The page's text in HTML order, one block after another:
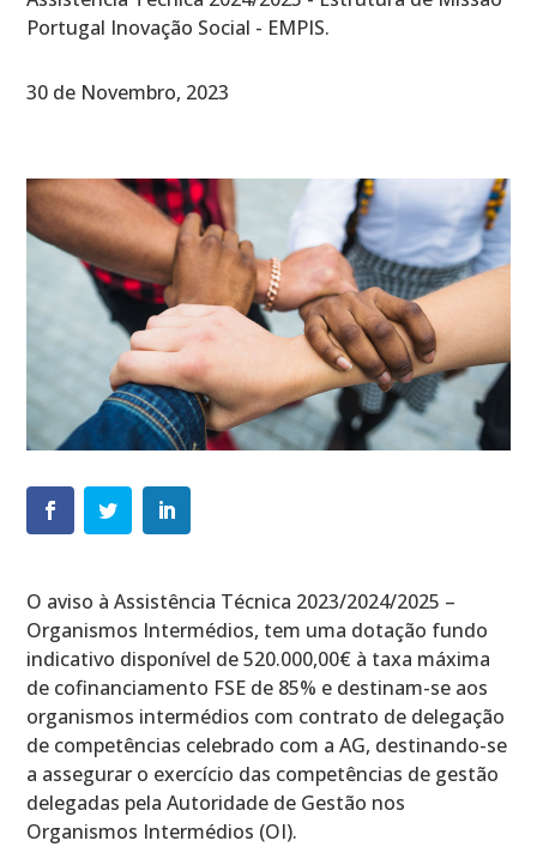
Portugal Inovação Social - EMPIS.
30 de Novembro, 2023
O aviso à Assistência Técnica 2023/2024/2025 –
Organismos Intermédios, tem uma dotação fundo
indicativo disponível de 520.000,00€ à taxa máxima
de cofinanciamento FSE de 85% e destinam-se aos
organismos intermédios com contrato de delegação
de competências celebrado com a AG, destinando-se
a assegurar o exercício das competências de gestão
delegadas pela Autoridade de Gestão nos
Organismos Intermédios (OI).